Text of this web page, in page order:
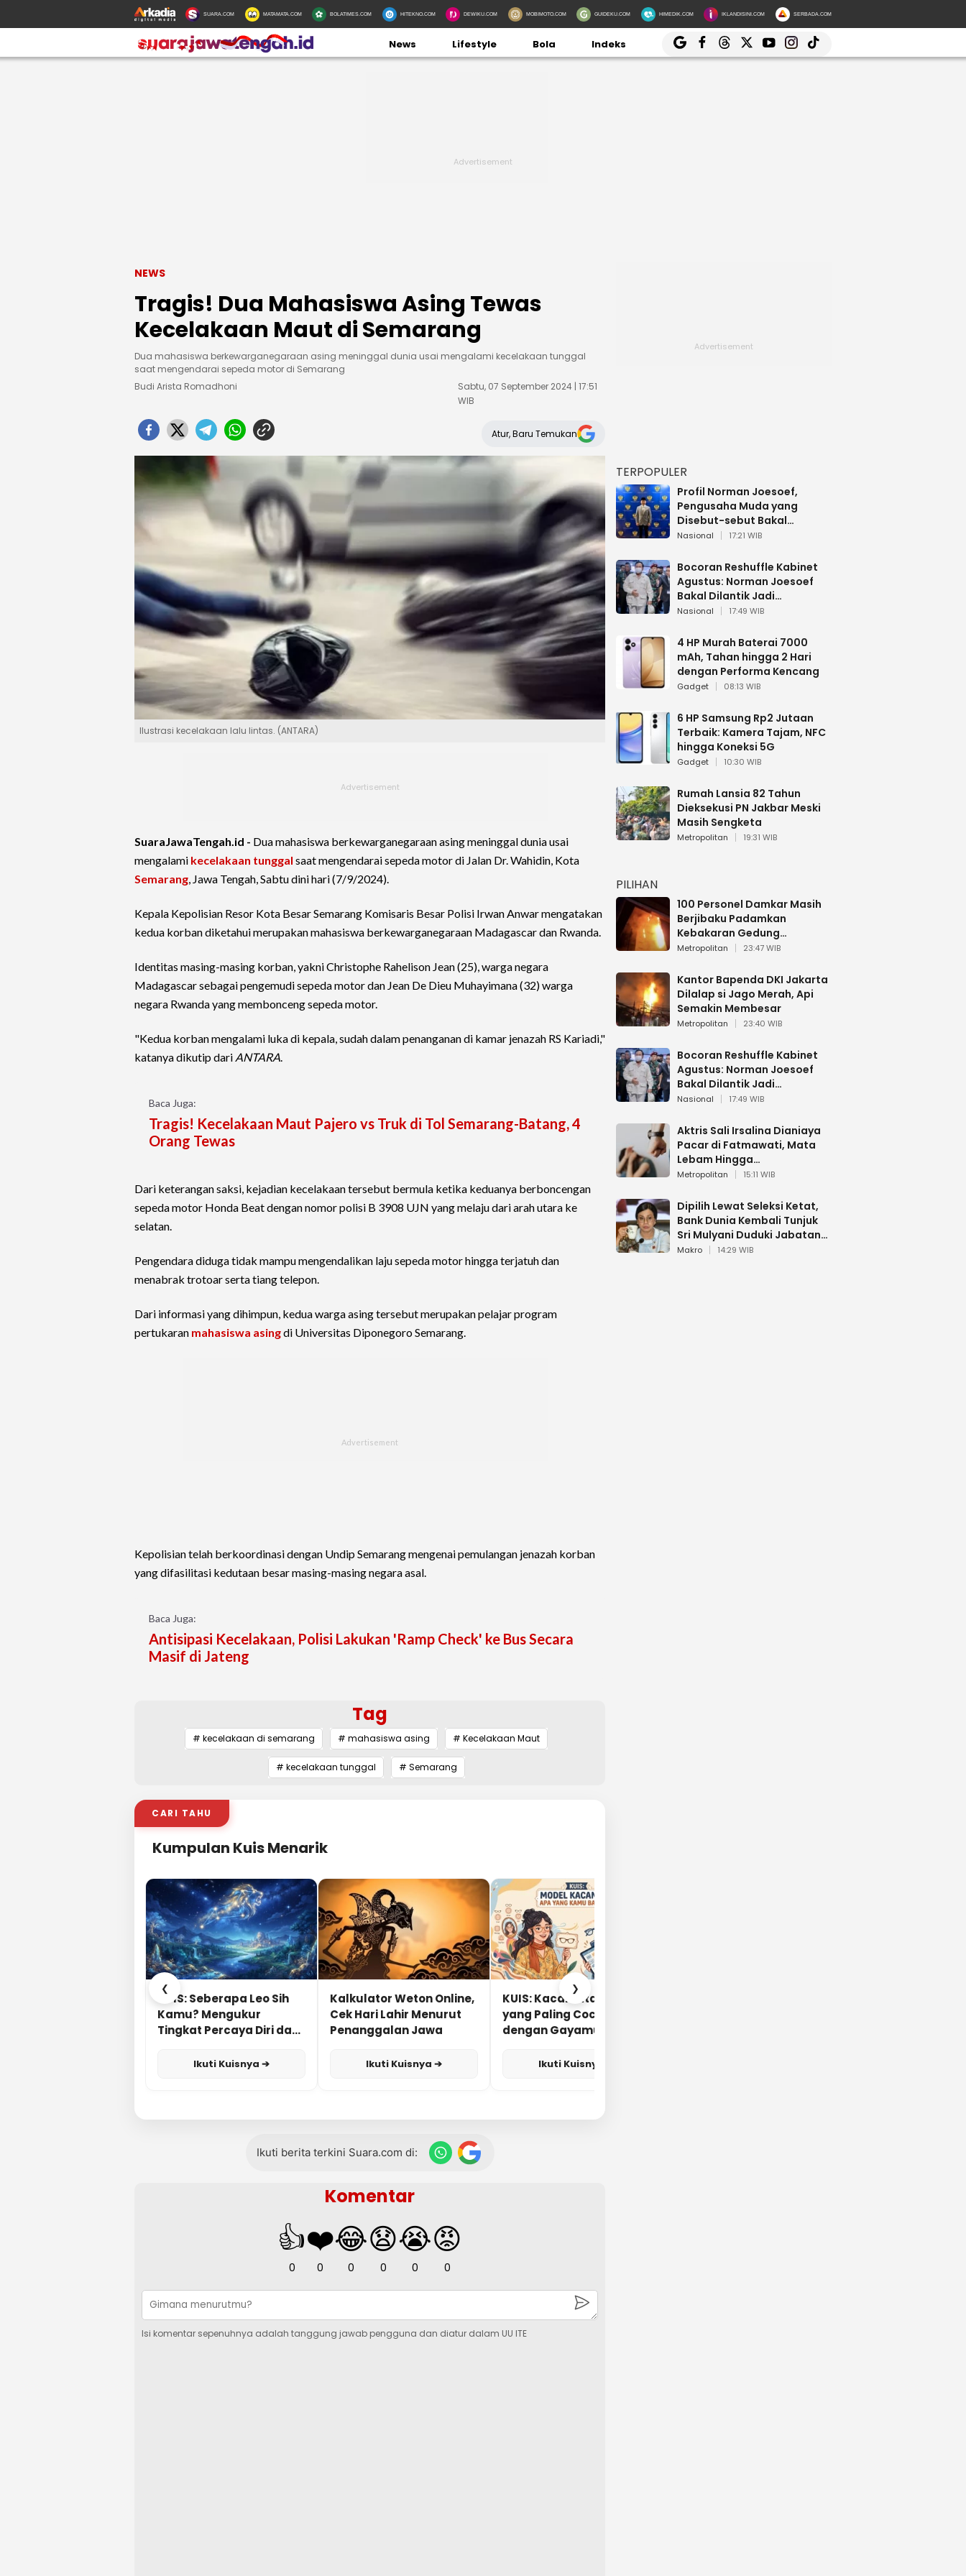
SUARA.COM MATAMATA.COM BOLATIMES.COM HITEKNO.COM DEWIKU.COM MOBIMOTO.COM GUIDEKU.COM HIMEDIK.COM IKLANDISINI.COM SERBADA.COM
News Lifestyle Bola Indeks
NEWS
Tragis! Dua Mahasiswa Asing Tewas
Kecelakaan Maut di Semarang
Dua mahasiswa berkewarganegaraan asing meninggal dunia usai mengalami kecelakaan tunggal
saat mengendarai sepeda motor di Semarang
Budi Arista Romadhoni
Sabtu, 07 September 2024 | 17:51
WIB
Atur, Baru Temukan
Ilustrasi kecelakaan lalu lintas. (ANTARA)
SuaraJawaTengah.id - Dua mahasiswa berkewarganegaraan asing meninggal dunia usai
mengalami kecelakaan tunggal saat mengendarai sepeda motor di Jalan Dr. Wahidin, Kota
Semarang, Jawa Tengah, Sabtu dini hari (7/9/2024).
Kepala Kepolisian Resor Kota Besar Semarang Komisaris Besar Polisi Irwan Anwar mengatakan
kedua korban diketahui merupakan mahasiswa berkewarganegaraan Madagascar dan Rwanda.
Identitas masing-masing korban, yakni Christophe Rahelison Jean (25), warga negara
Madagascar sebagai pengemudi sepeda motor dan Jean De Dieu Muhayimana (32) warga
negara Rwanda yang membonceng sepeda motor.
"Kedua korban mengalami luka di kepala, sudah dalam penanganan di kamar jenazah RS Kariadi,"
katanya dikutip dari ANTARA.
Baca Juga:
Tragis! Kecelakaan Maut Pajero vs Truk di Tol Semarang-Batang, 4
Orang Tewas
Dari keterangan saksi, kejadian kecelakaan tersebut bermula ketika keduanya berboncengan
sepeda motor Honda Beat dengan nomor polisi B 3908 UJN yang melaju dari arah utara ke
selatan.
Pengendara diduga tidak mampu mengendalikan laju sepeda motor hingga terjatuh dan
menabrak trotoar serta tiang telepon.
Dari informasi yang dihimpun, kedua warga asing tersebut merupakan pelajar program
pertukaran mahasiswa asingdi Universitas Diponegoro Semarang.
Kepolisian telah berkoordinasi dengan Undip Semarang mengenai pemulangan jenazah korban
yang difasilitasi kedutaan besar masing-masing negara asal.
Baca Juga:
Antisipasi Kecelakaan, Polisi Lakukan 'Ramp Check' ke Bus Secara
Masif di Jateng
Tag
# kecelakaan di semarang # mahasiswa asing # Kecelakaan Maut
# kecelakaan tunggal # Semarang
CARI TAHU
Kumpulan Kuis Menarik
❮
KUIS: Seberapa Leo Sih
Kamu? Mengukur
Tingkat Percaya Diri dan
Ikuti Kuisnya ➔
Kalkulator Weton Online,
Cek Hari Lahir Menurut
Penanggalan Jawa
Ikuti Kuisnya ➔
KUIS: Kacamata Apa
yang Paling Cocok
dengan Gayamu?
Ikuti Kuisnya ➔
❯
Ikuti berita terkini Suara.com di:
Komentar
👍
0
❤️
0
😂
0
😧
0
😭
0
😡
0
Isi komentar sepenuhnya adalah tanggung jawab pengguna dan diatur dalam UU ITE
TERPOPULER
Profil Norman Joesoef,
Pengusaha Muda yang
Disebut-sebut Bakal
Dilantik Jadi Wamenhan RI
Nasional 17:21 WIB
Bocoran Reshuffle Kabinet
Agustus: Norman Joesoef
Bakal Dilantik Jadi
Wamenhan RI
Nasional 17:49 WIB
4 HP Murah Baterai 7000
mAh, Tahan hingga 2 Hari
dengan Performa Kencang
Gadget 08:13 WIB
6 HP Samsung Rp2 Jutaan
Terbaik: Kamera Tajam, NFC
hingga Koneksi 5G
Gadget 10:30 WIB
Rumah Lansia 82 Tahun
Dieksekusi PN Jakbar Meski
Masih Sengketa
Metropolitan 19:31 WIB
PILIHAN
100 Personel Damkar Masih
Berjibaku Padamkan
Kebakaran Gedung
Bapenda DKI
Metropolitan 23:47 WIB
Kantor Bapenda DKI Jakarta
Dilalap si Jago Merah, Api
Semakin Membesar
Metropolitan 23:40 WIB
Bocoran Reshuffle Kabinet
Agustus: Norman Joesoef
Bakal Dilantik Jadi
Wamenhan RI
Nasional 17:49 WIB
Aktris Sali Irsalina Dianiaya
Pacar di Fatmawati, Mata
Lebam Hingga
Diselamatkan Polantas
Metropolitan 15:11 WIB
Dipilih Lewat Seleksi Ketat,
Bank Dunia Kembali Tunjuk
Sri Mulyani Duduki Jabatan
Strategis
Makro 14:29 WIB